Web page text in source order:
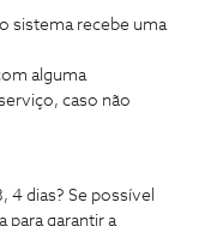
sistema recebe uma
alguma
caso não
4 dias? Se possível
para garantir a